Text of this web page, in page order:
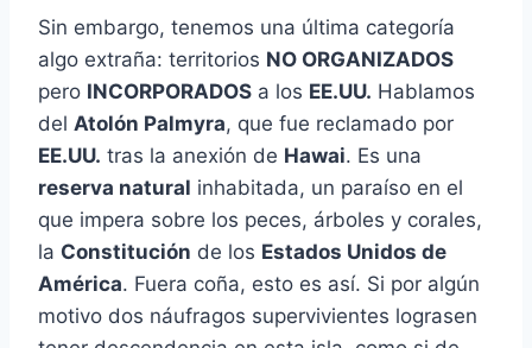
Sin embargo, tenemos una última categoría
algo extraña: territorios NO ORGANIZADOS
pero INCORPORADOS a los EE.UU. Hablamos
del Atolón Palmyra, que fue reclamado por
EE.UU. tras la anexión de Hawai. Es una
reserva natural inhabitada, un paraíso en el
que impera sobre los peces, árboles y corales,
la Constitución de los Estados Unidos de
América. Fuera coña, esto es así. Si por algún
motivo dos náufragos supervivientes lograsen